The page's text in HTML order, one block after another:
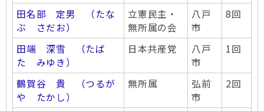
田名部 定男 （たな
ぶ さだお）
立憲民主・
無所属の会
八戸
市
8回
田端 深雪 （たば
た みゆき）
日本共産党
八戸
市
1回
鶴賀谷 貴 （つるが
や たかし）
無所属
弘前
市
2回